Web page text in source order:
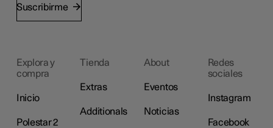
Suscribirme
Explora y
compra
Inicio
Polestar 2
Tienda
Extras
Additionals
About
Eventos
Noticias
Redes
sociales
Instagram
Facebook